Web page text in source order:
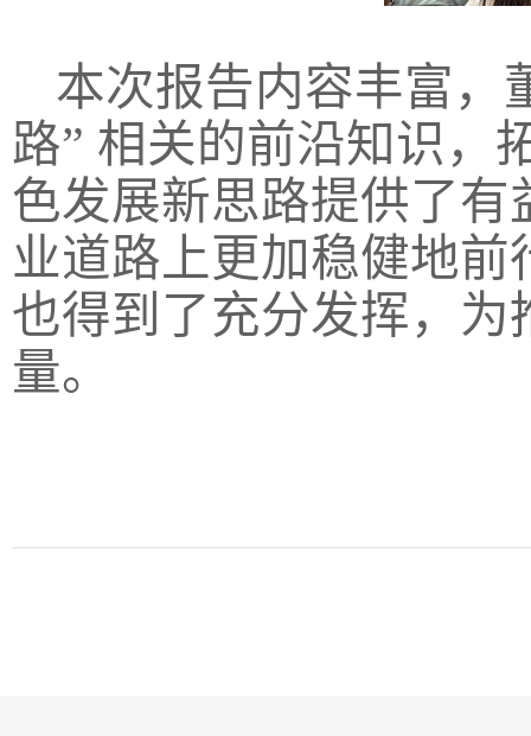
本次报告内容丰富，
路” 相关的前沿知识，
色发展新思路提供了
业道路上更加稳健地
也得到了充分发挥，
量。